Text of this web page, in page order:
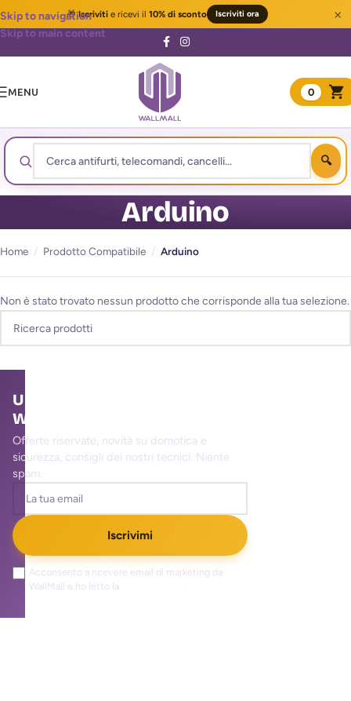
🎁Iscrivitie ricevi il 10% di sconto Iscriviti ora ×
Skip to navigation
Skip to main content
MENU 0
Arduino
Home / Prodotto Compatibile / Arduino
Non è stato trovato nessun prodotto che corrisponde alla tua selezione.
Unisciti alla community
WallMall
Offerte riservate, novità su domotica e
sicurezza, consigli dei nostri tecnici. Niente
spam.
Iscrivimi
Acconsento a ricevere email di marketing da
WallMall e ho letto la
.